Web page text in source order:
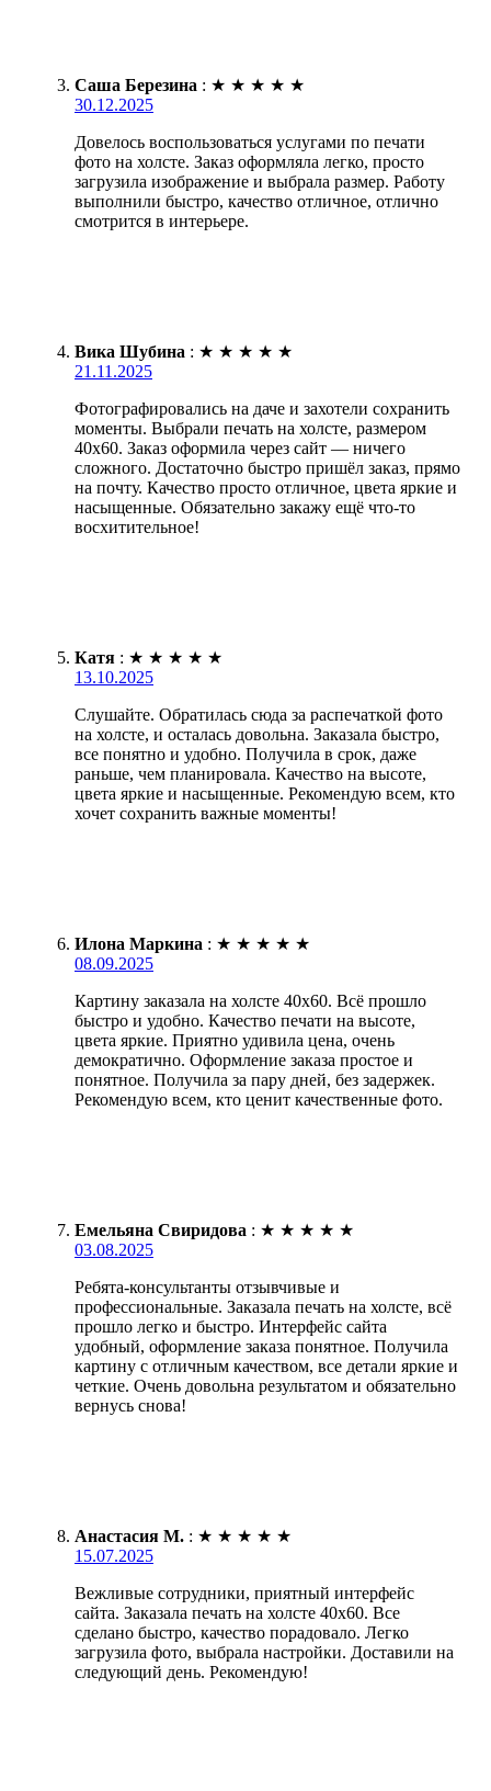
Саша Березина : ★ ★ ★ ★ ★
30.12.2025
Довелось воспользоваться услугами по печати
фото на холсте. Заказ оформляла легко, просто
загрузила изображение и выбрала размер. Работу
выполнили быстро, качество отличное, отлично
смотрится в интерьере.
Вика Шубина : ★ ★ ★ ★ ★
21.11.2025
Фотографировались на даче и захотели сохранить
моменты. Выбрали печать на холсте, размером
40х60. Заказ оформила через сайт — ничего
сложного. Достаточно быстро пришёл заказ, прямо
на почту. Качество просто отличное, цвета яркие и
насыщенные. Обязательно закажу ещё что-то
восхитительное!
Катя : ★ ★ ★ ★ ★
13.10.2025
Слушайте. Обратилась сюда за распечаткой фото
на холсте, и осталась довольна. Заказала быстро,
все понятно и удобно. Получила в срок, даже
раньше, чем планировала. Качество на высоте,
цвета яркие и насыщенные. Рекомендую всем, кто
хочет сохранить важные моменты!
Илона Маркина : ★ ★ ★ ★ ★
08.09.2025
Картину заказала на холсте 40х60. Всё прошло
быстро и удобно. Качество печати на высоте,
цвета яркие. Приятно удивила цена, очень
демократично. Оформление заказа простое и
понятное. Получила за пару дней, без задержек.
Рекомендую всем, кто ценит качественные фото.
Емельяна Свиридова : ★ ★ ★ ★ ★
03.08.2025
Ребята-консультанты отзывчивые и
профессиональные. Заказала печать на холсте, всё
прошло легко и быстро. Интерфейс сайта
удобный, оформление заказа понятное. Получила
картину с отличным качеством, все детали яркие и
четкие. Очень довольна результатом и обязательно
вернусь снова!
Анастасия М. : ★ ★ ★ ★ ★
15.07.2025
Вежливые сотрудники, приятный интерфейс
сайта. Заказала печать на холсте 40х60. Все
сделано быстро, качество порадовало. Легко
загрузила фото, выбрала настройки. Доставили на
следующий день. Рекомендую!